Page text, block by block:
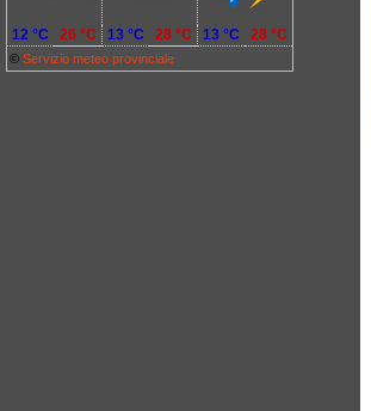
© Servizio meteo provinciale
12 °C 26 °C 13 °C 28 °C 13 °C 28 °C